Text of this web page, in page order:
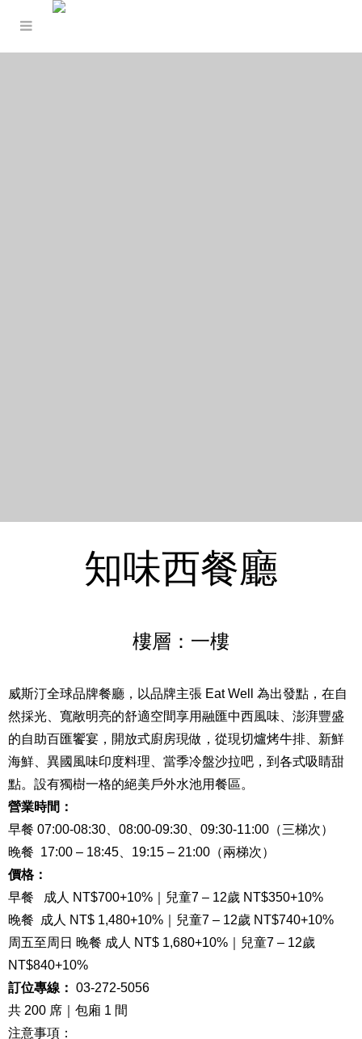
知味西餐廳
樓層：一樓
威斯汀全球品牌餐廳，以品牌主張 Eat Well 為出發點，在自
然採光、寬敞明亮的舒適空間享用融匯中西風味、澎湃豐盛
的自助百匯饗宴，開放式廚房現做，從現切爐烤牛排、新鮮
海鮮、異國風味印度料理、當季冷盤沙拉吧，到各式吸睛甜
點。設有獨樹一格的絕美戶外水池用餐區。
營業時間：
早餐 07:00-08:30、08:00-09:30、09:30-11:00（三梯次）
晚餐 17:00 – 18:45、19:15 – 21:00（兩梯次）
價格：
早餐 成人 NT$700+10%｜兒童7 – 12歲 NT$350+10%
晚餐 成人 NT$ 1,480+10%｜兒童7 – 12歲 NT$740+10%
周五至周日 晚餐 成人 NT$ 1,680+10%｜兒童7 – 12歲
NT$840+10%
訂位專線： 03-272-5056
共 200 席｜包廂 1 間
注意事項：